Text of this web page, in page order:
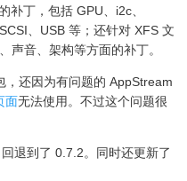
补丁，包括 GPU、i2c、
、USB 等；还针对 XFS 文
声音、架构等方面的补丁。
，还因为有问题的 AppStream
面无法使用。不过这个问题很
退到了 0.7.2。同时还更新了